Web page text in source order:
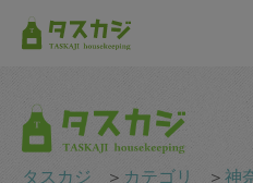
タスカジ ＞ カテゴリ ＞神